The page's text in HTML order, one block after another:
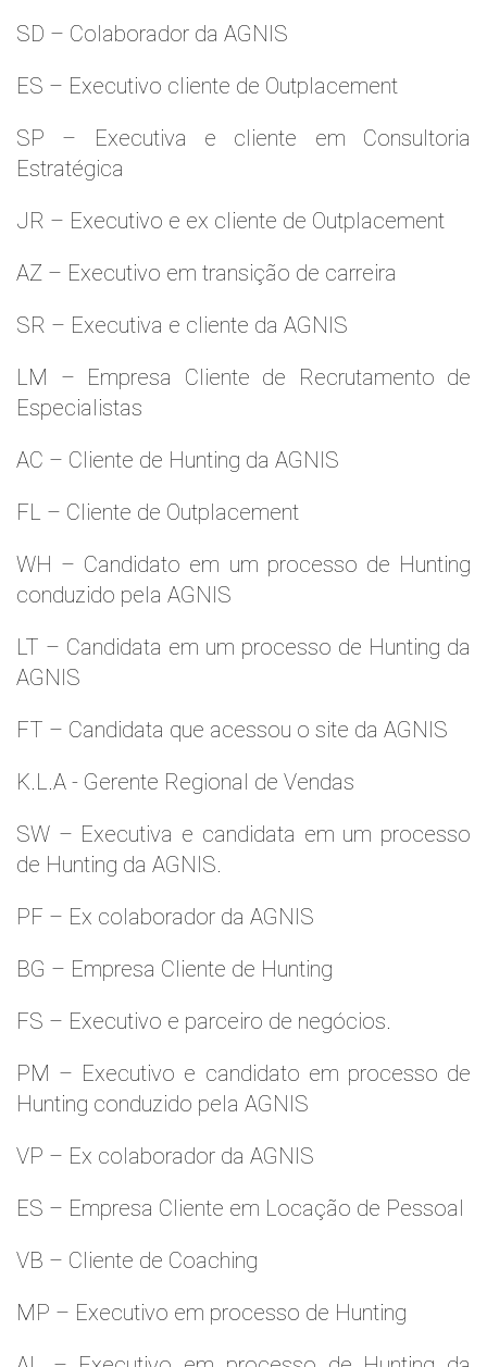
SD – Colaborador da AGNIS
ES – Executivo cliente de Outplacement
SP – Executiva e cliente em Consultoria
Estratégica
JR – Executivo e ex cliente de Outplacement
AZ – Executivo em transição de carreira
SR – Executiva e cliente da AGNIS
LM – Empresa Cliente de Recrutamento de
Especialistas
AC – Cliente de Hunting da AGNIS
FL – Cliente de Outplacement
WH – Candidato em um processo de Hunting
conduzido pela AGNIS
LT – Candidata em um processo de Hunting da
AGNIS
FT – Candidata que acessou o site da AGNIS
K.L.A - Gerente Regional de Vendas
SW – Executiva e candidata em um processo
de Hunting da AGNIS.
PF – Ex colaborador da AGNIS
BG – Empresa Cliente de Hunting
FS – Executivo e parceiro de negócios.
PM – Executivo e candidato em processo de
Hunting conduzido pela AGNIS
VP – Ex colaborador da AGNIS
ES – Empresa Cliente em Locação de Pessoal
VB – Cliente de Coaching
MP – Executivo em processo de Hunting